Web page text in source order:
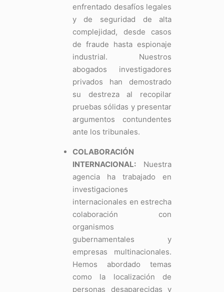
enfrentado desafíos legales
y de seguridad de alta
complejidad, desde casos
de fraude hasta espionaje
industrial. Nuestros
abogados investigadores
privados han demostrado
su destreza al recopilar
pruebas sólidas y presentar
argumentos contundentes
ante los tribunales.
COLABORACIÓN
INTERNACIONAL:Nuestra
agencia ha trabajado en
investigaciones
internacionales en estrecha
colaboración con
organismos
gubernamentales y
empresas multinacionales.
Hemos abordado temas
como la localización de
personas desaparecidas y